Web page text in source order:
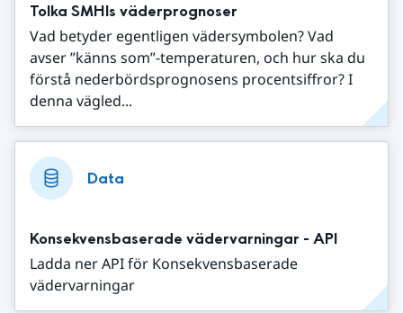
Tolka SMHIs väderprognoser
Vad betyder egentligen vädersymbolen? Vad
avser ”känns som”-temperaturen, och hur ska du
förstå nederbördsprognosens procentsiffror? I
denna vägled...
Data
Konsekvensbaserade vädervarningar - API
Ladda ner API för Konsekvensbaserade
vädervarningar